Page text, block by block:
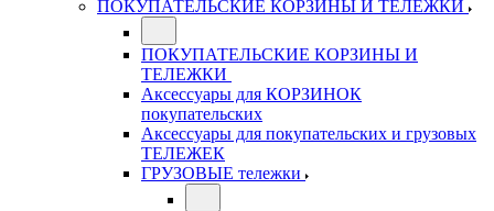
ПОКУПАТЕЛЬСКИЕ КОРЗИНЫ И ТЕЛЕЖКИ
ПОКУПАТЕЛЬСКИЕ КОРЗИНЫ И
ТЕЛЕЖКИ
Аксессуары для КОРЗИНОК
покупательских
Аксессуары для покупательских и грузовых
ТЕЛЕЖЕК
ГРУЗОВЫЕ тележки